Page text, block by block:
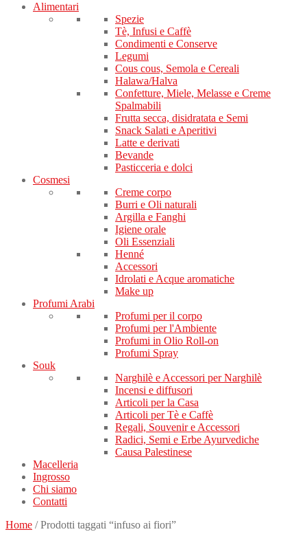
Alimentari
Spezie
Tè, Infusi e Caffè
Condimenti e Conserve
Legumi
Cous cous, Semola e Cereali
Halawa/Halva
Confetture, Miele, Melasse e Creme
Spalmabili
Frutta secca, disidratata e Semi
Snack Salati e Aperitivi
Latte e derivati
Bevande
Pasticceria e dolci
Cosmesi
Creme corpo
Burri e Oli naturali
Argilla e Fanghi
Igiene orale
Oli Essenziali
Henné
Accessori
Idrolati e Acque aromatiche
Make up
Profumi Arabi
Profumi per il corpo
Profumi per l'Ambiente
Profumi in Olio Roll-on
Profumi Spray
Souk
Narghilè e Accessori per Narghilè
Incensi e diffusori
Articoli per la Casa
Articoli per Tè e Caffè
Regali, Souvenir e Accessori
Radici, Semi e Erbe Ayurvediche
Causa Palestinese
Macelleria
Ingrosso
Chi siamo
Contatti
Home / Prodotti taggati “infuso ai fiori”